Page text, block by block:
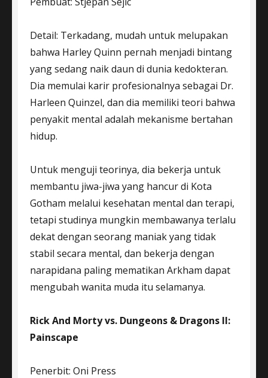
Detail: Terkadang, mudah untuk melupakan
bahwa Harley Quinn pernah menjadi bintang
yang sedang naik daun di dunia kedokteran.
Dia memulai karir profesionalnya sebagai Dr.
Harleen Quinzel, dan dia memiliki teori bahwa
penyakit mental adalah mekanisme bertahan
hidup.
Untuk menguji teorinya, dia bekerja untuk
membantu jiwa-jiwa yang hancur di Kota
Gotham melalui kesehatan mental dan terapi,
tetapi studinya mungkin membawanya terlalu
dekat dengan seorang maniak yang tidak
stabil secara mental, dan bekerja dengan
narapidana paling mematikan Arkham dapat
mengubah wanita muda itu selamanya.
Rick And Morty vs. Dungeons & Dragons II:
Painscape
Penerbit: Oni Press